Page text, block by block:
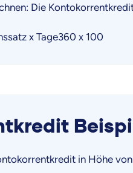
Die
x Tage360 x 100
in Höhe von